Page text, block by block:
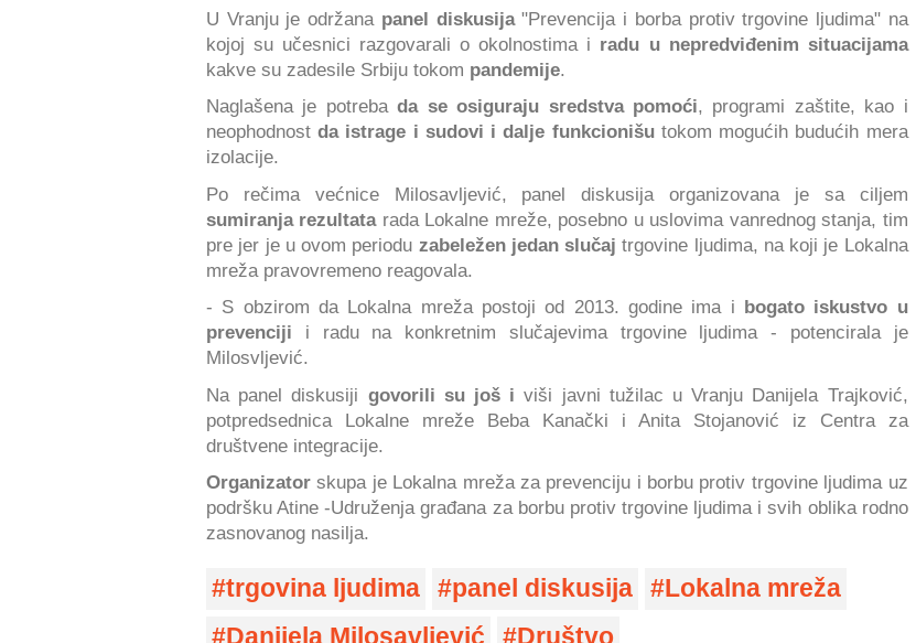
U Vranju je održana panel diskusija"Prevencija i borba protiv trgovine ljudima" na
kojoj su učesnici razgovarali o okolnostima i radu u nepredviđenim situacijama
kakve su zadesile Srbiju tokom pandemije.
Naglašena je potrebada se osiguraju sredstva pomoći, programi zaštite, kao i
neophodnostda istrage i sudovi i dalje funkcionišutokom mogućih budućih mera
izolacije.
Po rečima većnice Milosavljević, panel diskusija organizovana je sa ciljem
sumiranja rezultatarada Lokalne mreže, posebno u uslovima vanrednog stanja, tim
pre jer je u ovom periodu zabeležen jedan slučajtrgovine ljudima, na koji je Lokalna
mreža pravovremeno reagovala.
- S obzirom da Lokalna mreža postoji od 2013. godine ima i bogato iskustvo u
prevenciji i radu na konkretnim slučajevima trgovine ljudima - potencirala je
Milosvljević.
Na panel diskusiji govorili su još iviši javni tužilac u Vranju Danijela Trajković,
potpredsednica Lokalne mreže Beba Kanački i Anita Stojanović iz Centra za
društvene integracije.
Organizator skupa je Lokalna mreža za prevenciju i borbu protiv trgovine ljudima uz
podršku Atine -Udruženja građana za borbu protiv trgovine ljudima i svih oblika rodno
zasnovanog nasilja.
trgovina ljudima panel diskusija
Lokalna mreža
Danijela Milosavljević
Društvo